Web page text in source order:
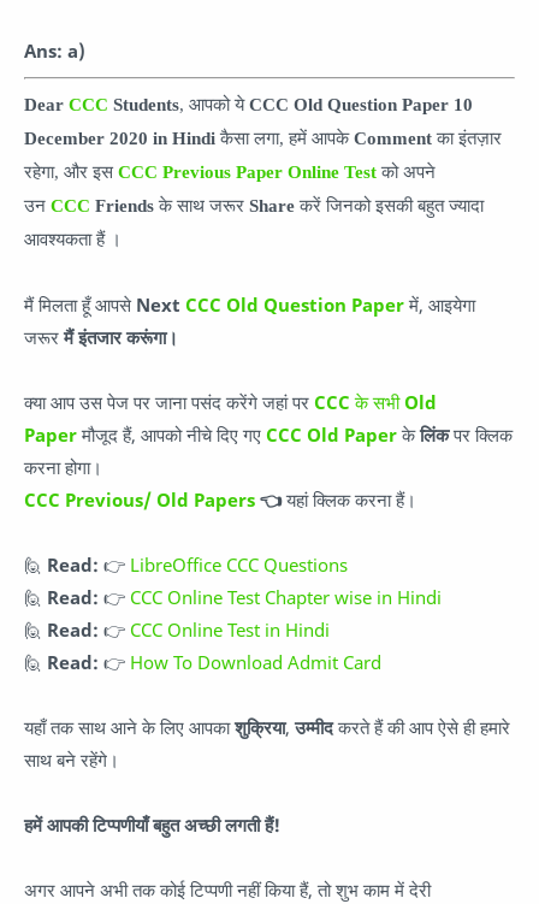
Ans: a)
Dear CCC Students, आपको येCCC Old Question Paper 10
December 2020 in Hindiकैसा लगा, हमें आपकेCommentका इंतज़ार
रहेगा, और इसCCC Previous Paper Online Test को अपने
उन CCC Friendsके साथ जरूर Shareकरें जिनको इसकी बहुत ज्यादा
आवश्यकता हैं ।
मैं मिलता हूँ आपसे Next CCC Old Question Paperमें, आइयेगा
जरूरमैं इंतजार करूंगा।
क्या आप उस पेज पर जाना पसंद करेंगे जहां पर CCC के सभीOld
Paper मौजूद हैं, आपको नीचे दिए गए CCC Old Paperकेलिंकपर क्लिक
करना होगा।
CCC Previous/ Old Papers 👈यहां क्लिक करना हैं।
🙋 Read: 👉 LibreOffice CCC Questions
🙋 Read: 👉 CCC Online Test Chapter wise in Hindi
🙋 Read: 👉 CCC Online Test in Hindi
🙋 Read: 👉 How To Download Admit Card
यहाँ तक साथ आने के लिए आपकाशुक्रिया,उम्मीदकरते हैं की आप ऐसे ही हमारे
साथ बने रहेंगे।
हमें आपकी टिप्पणीयाँ बहुत अच्छी लगती हैं!
अगर आपने अभी तक कोई टिप्पणी नहीं किया हैं, तो शुभ काम में देरी